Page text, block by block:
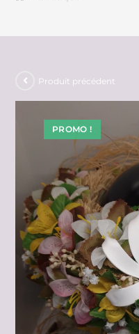
PROMO !
Produit précédent